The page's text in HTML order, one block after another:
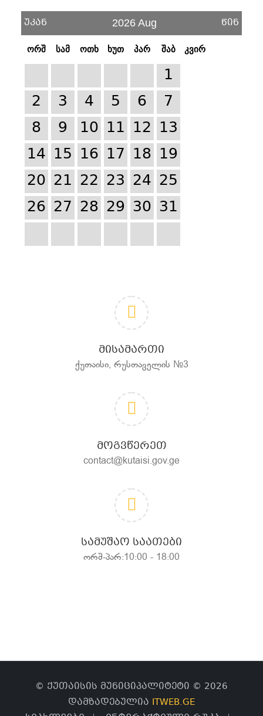
უკან 2026 Aug წინ
ორშ სამ ოთხ ხუთ პარ შაბ კვირ
1
2
3 4 5 6
7
8
9 10 11 12 13
14 15 16 17 18 19
20 21 22 23 24 25
26 27 28 29 30 31
ᲛᲘᲡᲐᲛᲐᲠᲗᲘ
ქუთაისი, რუსთაველის №3
ᲛᲝᲒᲕᲬᲔᲠᲔᲗ
contact@kutaisi.gov.ge
ᲡᲐᲛᲣᲨᲐᲝ ᲡᲐᲐᲗᲔᲑᲘ
ორშ-პარ:10:00 - 18:00
© ქუთაისის მუნიციპალიტეტი © 2026
დამზადებულია ITWEB.GE